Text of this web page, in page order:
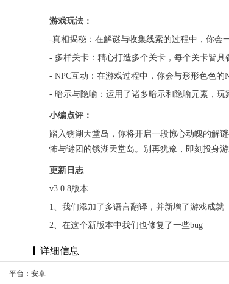
游戏玩法：
-真相揭秘：在解谜与收集线索的过程中，你会
- 多样关卡：精心打造多个关卡，每个关卡皆
- NPC互动：在游戏过程中，你会与形形色色
- 暗示与隐喻：运用了诸多暗示和隐喻元素，玩
小编点评：
踏入锈湖天堂岛，你将开启一段惊心动魄的解
怖与谜团的锈湖天堂岛。别再犹豫，即刻投身
更新日志
v3.0.8版本
1、我们添加了多语言翻译，并新增了游戏成就
2、在这个新版本中我们也修复了一些bug
详细信息
平台：安卓